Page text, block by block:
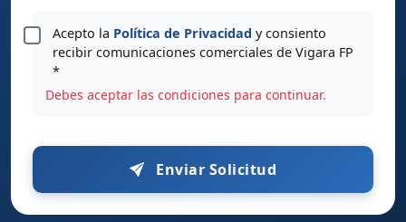
Acepto la Política de Privacidad y consiento
recibir comunicaciones comerciales de Vigara FP
*
Debes aceptar las condiciones para continuar.
Enviar Solicitud